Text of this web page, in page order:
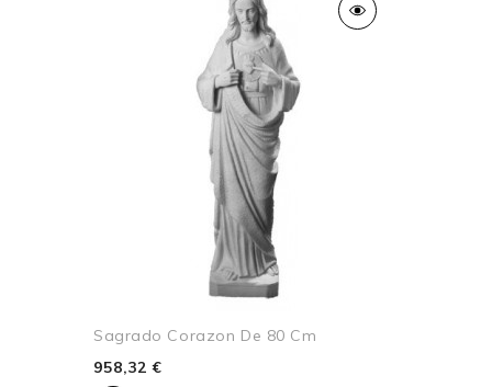
Sagrado Corazon De 80 Cm
958,32 €